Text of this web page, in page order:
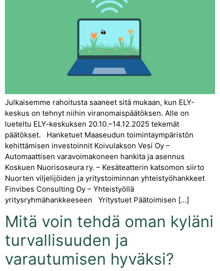
Julkaisemme rahoitusta saaneet sitä mukaan, kun ELY-
keskus on tehnyt niihin viranomaispäätöksen. Alle on
lueteltu ELY-keskuksen 20.10.–14.12.2025 tekemät
päätökset. Hanketuet Maaseudun toimintaympäristön
kehittämisen investoinnit Koivulakson Vesi Oy –
Automaattisen varavoimakoneen hankita ja asennus
Koskuen Nuorisoseura ry. – Kesäteatterin katsomon siirto
Nuorten viljelijöiden ja yritystoiminnan yhteistyöhankkeet
Finvibes Consulting Oy – Yhteistyöllä
yritysryhmähankkeeseen Yritystuet Päätoimisen […]
Mitä voin tehdä oman kyläni
turvallisuuden ja
varautumisen hyväksi?